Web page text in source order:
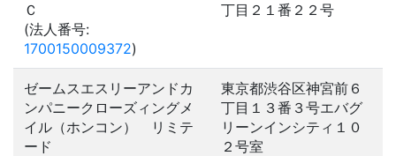
Ｃ
(法人番号:
1700150009372)
丁目２１番２２号
ゼームスエスリーアンドカ
ンパニークローズィングメ
イル（ホンコン） リミテ
ード
東京都渋谷区神宮前６
丁目１３番３号エバグ
リーンインシティ１０
２号室